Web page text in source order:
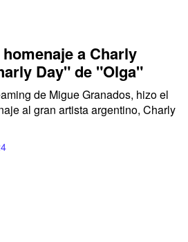
a Charly
Day" de "Olga"
de Migue Granados, hizo el
al gran artista argentino, Charly